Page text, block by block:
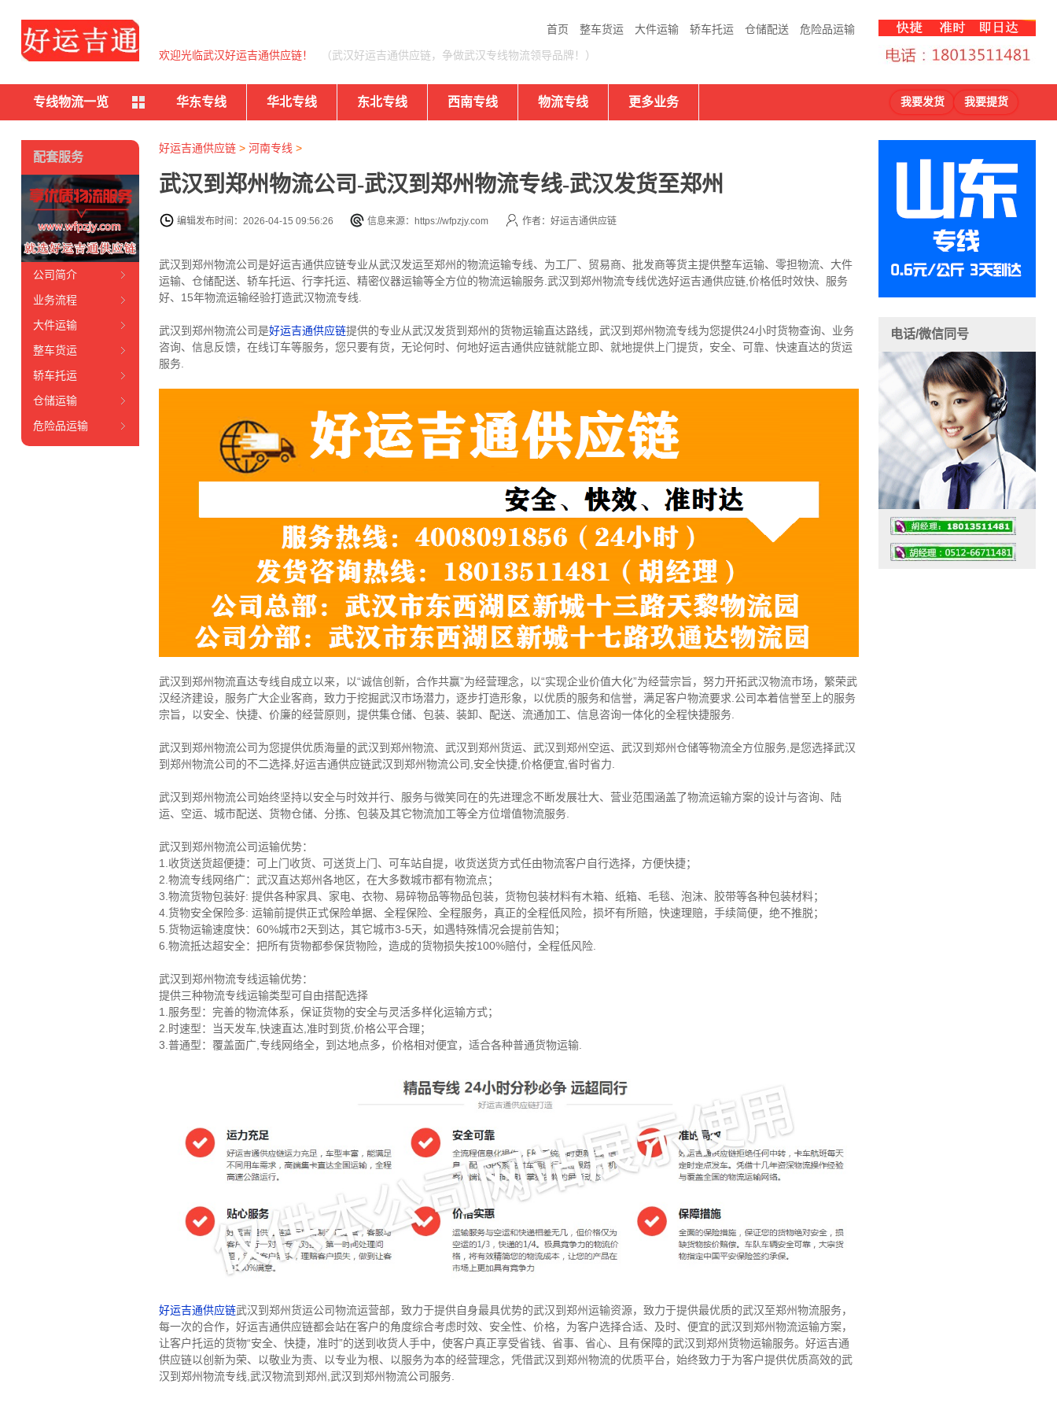
首页 整车货运 大件运输 轿车托运 仓储配送 危险品运输
欢迎光临武汉好运吉通供应链！ （武汉好运吉通供应链，争做武汉专线物流领导品牌！）
专线物流一览 华东专线 华北专线 东北专线 西南专线 物流专线 更多业务 我要发货 我要提货
好运吉通供应链> 河南专线 >
武汉到郑州物流公司-武汉到郑州物流专线-武汉发货至郑州
编辑发布时间：2026-04-15 09:56:26 信息来源：https://wfpzjy.com 作者：好运吉通供应链
武汉到郑州物流公司是好运吉通供应链专业从武汉发运至郑州的物流运输专线、为工厂、贸易商、批发商等货主提供整车运输、零担物流、大件
运输、仓储配送、轿车托运、行李托运、精密仪器运输等全方位的物流运输服务.武汉到郑州物流专线优选好运吉通供应链,价格低时效快、服务
好、15年物流运输经验打造武汉物流专线.
武汉到郑州物流公司是好运吉通供应链提供的专业从武汉发货到郑州的货物运输直达路线，武汉到郑州物流专线为您提供24小时货物查询、业务
咨询、信息反馈，在线订车等服务，您只要有货，无论何时、何地好运吉通供应链就能立即、就地提供上门提货，安全、可靠、快速直达的货运
服务.
武汉到郑州物流直达专线自成立以来，以“诚信创新，合作共赢”为经营理念，以“实现企业价值大化”为经营宗旨，努力开拓武汉物流市场，繁荣武
汉经济建设，服务广大企业客商，致力于挖掘武汉市场潜力，逐步打造形象，以优质的服务和信誉，满足客户物流要求.公司本着信誉至上的服务
宗旨，以安全、快捷、价廉的经营原则，提供集仓储、包装、装卸、配送、流通加工、信息咨询一体化的全程快捷服务.
武汉到郑州物流公司为您提供优质海量的武汉到郑州物流、武汉到郑州货运、武汉到郑州空运、武汉到郑州仓储等物流全方位服务,是您选择武汉
到郑州物流公司的不二选择,好运吉通供应链武汉到郑州物流公司,安全快捷,价格便宜,省时省力.
武汉到郑州物流公司始终坚持以安全与时效并行、服务与微笑同在的先进理念不断发展壮大、营业范围涵盖了物流运输方案的设计与咨询、陆
运、空运、城市配送、货物仓储、分拣、包装及其它物流加工等全方位增值物流服务.
武汉到郑州物流公司运输优势：
1.收货送货超便捷：可上门收货、可送货上门、可车站自提，收货送货方式任由物流客户自行选择，方便快捷；
2.物流专线网络广：武汉直达郑州各地区，在大多数城市都有物流点；
3.物流货物包装好: 提供各种家具、家电、衣物、易碎物品等物品包装，货物包装材料有木箱、纸箱、毛毯、泡沫、胶带等各种包装材料；
4.货物安全保险多: 运输前提供正式保险单据、全程保险、全程服务，真正的全程低风险，损坏有所赔，快速理赔，手续简便，绝不推脱；
5.货物运输速度快：60%城市2天到达，其它城市3-5天，如遇特殊情况会提前告知；
6.物流抵达超安全：把所有货物都参保货物险，造成的货物损失按100%赔付，全程低风险.
武汉到郑州物流专线运输优势：
提供三种物流专线运输类型可自由搭配选择
1.服务型：完善的物流体系，保证货物的安全与灵活多样化运输方式；
2.时速型：当天发车,快速直达,准时到货,价格公平合理；
3.普通型：覆盖面广,专线网络全，到达地点多，价格相对便宜，适合各种普通货物运输.
好运吉通供应链武汉到郑州货运公司物流运营部，致力于提供自身最具优势的武汉到郑州运输资源，致力于提供最优质的武汉至郑州物流服务，
每一次的合作，好运吉通供应链都会站在客户的角度综合考虑时效、安全性、价格，为客户选择合适、及时、便宜的武汉到郑州物流运输方案，
让客户托运的货物“安全、快捷，准时”的送到收货人手中，使客户真正享受省钱、省事、省心、且有保障的武汉到郑州货物运输服务。好运吉通
供应链以创新为荣、以敬业为责、以专业为根、以服务为本的经营理念，凭借武汉到郑州物流的优质平台，始终致力于为客户提供优质高效的武
汉到郑州物流专线,武汉物流到郑州,武汉到郑州物流公司服务.
配套服务
公司简介
业务流程
大件运输
整车货运
轿车托运
仓储运输
危险品运输
电话/微信同号